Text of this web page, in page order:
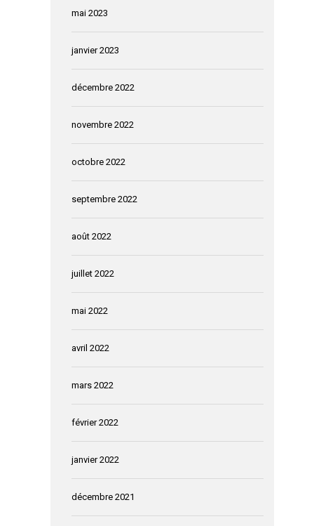
mai 2023
janvier 2023
décembre 2022
novembre 2022
octobre 2022
septembre 2022
août 2022
juillet 2022
mai 2022
avril 2022
mars 2022
février 2022
janvier 2022
décembre 2021